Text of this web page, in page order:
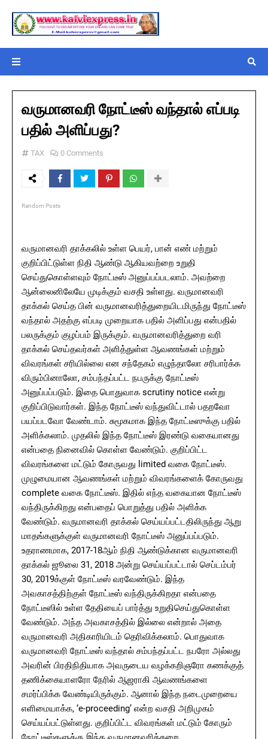
வருமானவரி நோட்டீஸ் வந்தால் எப்படி
பதில் அளிப்பது?
TAX 0 Comments
Random Posts
வருமானவரி தாக்கலில் உள்ள பெயர், பான் எண் மற்றும்
குறிப்பிட்டுள்ள நிதி ஆண்டு ஆகியவற்றை உறுதி
செய்துகொள்ளவும் நோட்டீஸ் அனுப்பப்படலாம். அவற்றை
ஆன்லைனிலேயே முடிக்கும் வசதி உள்ளது. வருமானவரி
தாக்கல் செய்த பின் வருமானவரித்துறையிடமிருந்து நோட்டீஸ்
வந்தால் அதற்கு எப்படி முறையாக பதில் அளிப்பது என்பதில்
பலருக்கும் குழப்பம் இருக்கும். வருமானவரித்துறை வரி
தாக்கல் செய்தவர்கள் அளித்துள்ள ஆவணங்கள் மற்றும்
விவரங்கள் சரியில்லை என சந்தேகம் எழுந்தாலோ சரிபார்க்க
விரும்பினாலோ, சம்பந்தப்பட்ட நபருக்கு நோட்டீஸ்
அனுப்பப்படும். இதை பொதுவாக scrutiny notice என்று
குறிப்பிடுவார்கள். இந்த நோட்டீஸ் வந்துவிட்டால் பதறவோ
பயப்படவோ வேண்டாம். சுமூகமாக இந்த நோட்டீஸுக்கு பதில்
அளிக்கலாம். முதலில் இந்த நோட்டீஸ் இரண்டு வகையானது
என்பதை நினைவில் கொள்ள வேண்டும். குறிப்பிட்ட
விவரங்களை மட்டும் கோருவது limited வகை நோட்டீஸ்.
முழுமையான ஆவணங்கள் மற்றும் விவரங்களைக் கோருவது
complete வகை நோட்டீஸ். இதில் எந்த வகையான நோட்டீஸ்
வந்திருக்கிறது என்பதைப் பொறுத்து பதில் அளிக்க
வேண்டும். வருமானவரி தாக்கல் செய்யப்பட்டதிலிருந்து ஆறு
மாதங்களுக்குள் வருமானவரி நோட்டீஸ் அனுப்பப்படும்.
உதராணமாக, 2017-18ஆம் நிதி ஆண்டுக்கான வருமானவரி
தாக்கல் ஜூலை 31, 2018 அன்று செய்யப்பட்டால் செப்டம்பர்
30, 2019க்குள் நோட்டீஸ் வரவேண்டும். இந்த
அவகாசத்திற்குள் நோட்டீஸ் வந்திருக்கிறதா என்பதை
நோட்டீஸில் உள்ள தேதியைப் பார்த்து உறுதிசெய்துகொள்ள
வேண்டும். அந்த அவகாசத்தில் இல்லை என்றால் அதை
வருமானவரி அதிகாரியிடம் தெரிவிக்கலாம். பொதுவாக
வருமானவரி நோட்டீஸ் வந்தால் சம்பந்தப்பட்ட நபரோ அல்லது
அவரின் பிரதிநிதியாக அவருடைய வழக்கறிஞரோ கணக்குத்
தணிக்கையாளரோ நேரில் ஆஜராகி ஆவணங்களை
சமர்ப்பிக்க வேண்டியிருக்கும். ஆனால் இந்த நடைமுறையை
எளிமையாக்க, ‘e-proceeding’ என்ற வசதி அறிமுகம்
செய்யப்பட்டுள்ளது. குறிப்பிட்ட விவரங்கள் மட்டும் கோரும்